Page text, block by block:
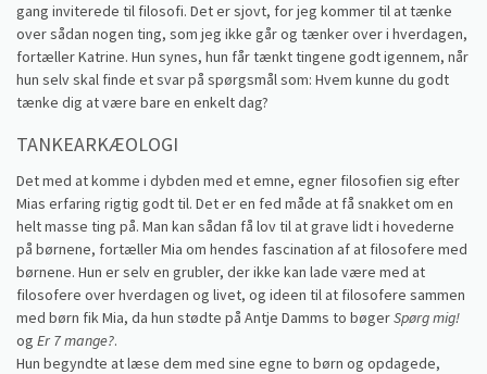
gang inviterede til filosofi. Det er sjovt, for jeg kommer til at tænke
over sådan nogen ting, som jeg ikke går og tænker over i hverdagen,
fortæller Katrine. Hun synes, hun får tænkt tingene godt igennem, når
hun selv skal finde et svar på spørgsmål som: Hvem kunne du godt
tænke dig at være bare en enkelt dag?
TANKEARKÆOLOGI
Det med at komme i dybden med et emne, egner filosofien sig efter
Mias erfaring rigtig godt til. Det er en fed måde at få snakket om en
helt masse ting på. Man kan sådan få lov til at grave lidt i hovederne
på børnene, fortæller Mia om hendes fascination af at filosofere med
børnene. Hun er selv en grubler, der ikke kan lade være med at
filosofere over hverdagen og livet, og ideen til at filosofere sammen
med børn fik Mia, da hun stødte på Antje Damms to bøgerSpørg mig!
og Er 7 mange?.
Hun begyndte at læse dem med sine egne to børn og opdagede,